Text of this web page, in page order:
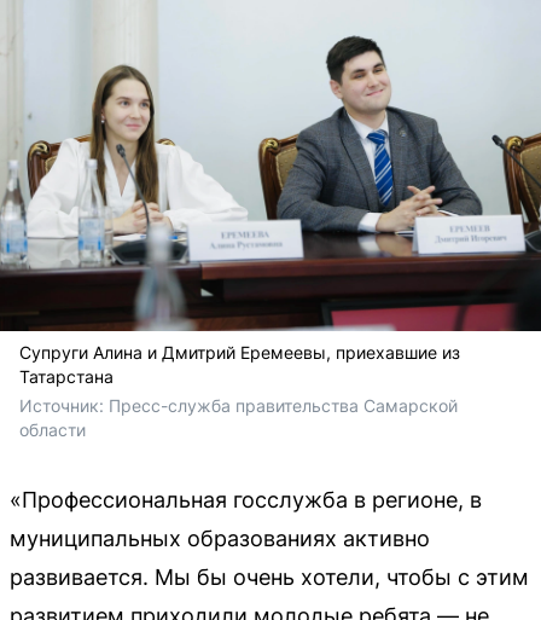
Супруги Алина и Дмитрий Еремеевы, приехавшие из
Татарстана
Источник: Пресс-служба правительства Самарской
области
«Профессиональная госслужба в регионе, в
муниципальных образованиях активно
развивается. Мы бы очень хотели, чтобы с этим